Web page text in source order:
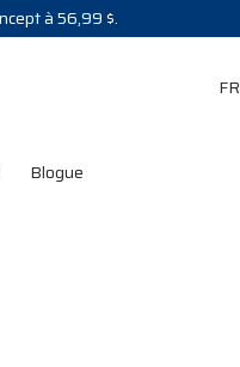
à 56,99 $.
FR
Blogue